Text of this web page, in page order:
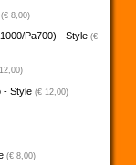
(€ 8,00)
Pa700) - Style (€
- Style (€ 12,00)
(€ 8,00)